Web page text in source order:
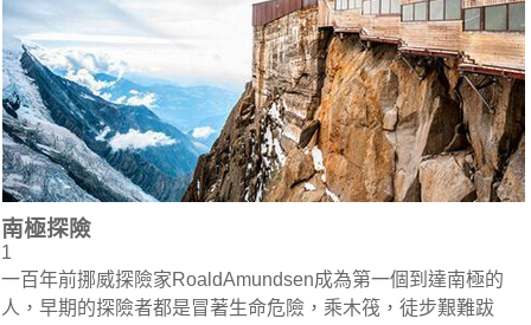
南極探險
1
一百年前挪威探險家RoaldAmundsen成為第一個到達南極的
人，早期的探險者都是冒著生命危險，乘木筏，徒步艱難跋